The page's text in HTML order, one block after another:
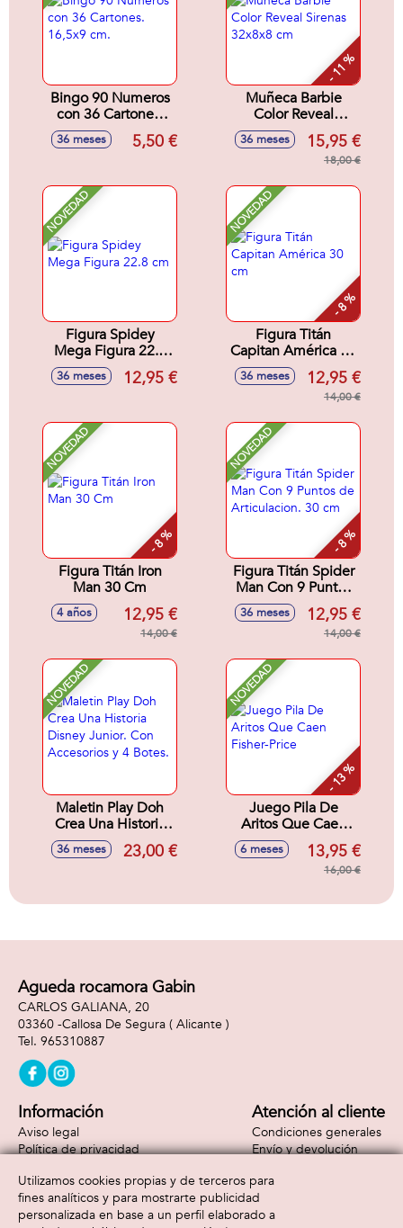
Bingo 90 Numeros
con 36 Cartones.
16,5x9 cm.
36 meses 5,50 €
- 11 %
Muñeca Barbie
Color Reveal
Sirenas 32x8x8 cm
36 meses 15,95 €
18,00 €
NOVEDAD
Figura Spidey
Mega Figura 22.8
cm
36 meses 12,95 €
NOVEDAD
- 8 %
Figura Titán
Capitan América 30
cm
36 meses 12,95 €
14,00 €
NOVEDAD
- 8 %
Figura Titán Iron
Man 30 Cm
4 años 12,95 €
14,00 €
NOVEDAD
- 8 %
Figura Titán Spider
Man Con 9 Puntos
de Articulacion. 30
cm
36 meses 12,95 €
14,00 €
NOVEDAD
Maletin Play Doh
Crea Una Historia
Disney Junior. Con
Accesorios y 4
36 meses 23,00 €
NOVEDAD
- 13 %
Juego Pila De
Aritos Que Caen
Fisher-Price
6 meses 13,95 €
16,00 €
Agueda rocamora Gabin
CARLOS GALIANA, 20
03360 -Callosa De Segura ( Alicante )
965310887
Información
Aviso legal
Política de privacidad
Atención al cliente
Condiciones generales
Envío y devolución
Formas de pago
Utilizamos cookies propias y de terceros para
fines analíticos y para mostrarte publicidad
personalizada en base a un perfil elaborado a